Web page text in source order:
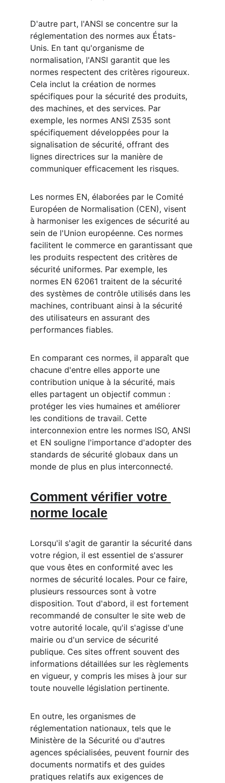
D'autre part, l'ANSI se concentre sur la
réglementation des normes aux États-
Unis. En tant qu'organisme de
normalisation, l'ANSI garantit que les
normes respectent des critères rigoureux.
Cela inclut la création de normes
spécifiques pour la sécurité des produits,
des machines, et des services. Par
exemple, les normes ANSI Z535 sont
spécifiquement développées pour la
signalisation de sécurité, offrant des
lignes directrices sur la manière de
communiquer efficacement les risques.
Les normes EN, élaborées par le Comité
Européen de Normalisation (CEN), visent
à harmoniser les exigences de sécurité au
sein de l'Union européenne. Ces normes
facilitent le commerce en garantissant que
les produits respectent des critères de
sécurité uniformes. Par exemple, les
normes EN 62061 traitent de la sécurité
des systèmes de contrôle utilisés dans les
machines, contribuant ainsi à la sécurité
des utilisateurs en assurant des
performances fiables.
En comparant ces normes, il apparaît que
chacune d'entre elles apporte une
contribution unique à la sécurité, mais
elles partagent un objectif commun :
protéger les vies humaines et améliorer
les conditions de travail. Cette
interconnexion entre les normes ISO, ANSI
et EN souligne l'importance d'adopter des
standards de sécurité globaux dans un
monde de plus en plus interconnecté.
Comment vérifier votre
norme locale
Lorsqu'il s'agit de garantir la sécurité dans
votre région, il est essentiel de s'assurer
que vous êtes en conformité avec les
normes de sécurité locales. Pour ce faire,
plusieurs ressources sont à votre
disposition. Tout d'abord, il est fortement
recommandé de consulter le site web de
votre autorité locale, qu'il s'agisse d'une
mairie ou d'un service de sécurité
publique. Ces sites offrent souvent des
informations détaillées sur les règlements
en vigueur, y compris les mises à jour sur
toute nouvelle législation pertinente.
En outre, les organismes de
réglementation nationaux, tels que le
Ministère de la Sécurité ou d'autres
agences spécialisées, peuvent fournir des
documents normatifs et des guides
pratiques relatifs aux exigences de